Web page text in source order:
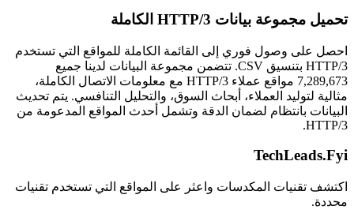
تحميل مجموعة بيانات HTTP/3 الكاملة
احصل على وصول فوري إلى القائمة الكاملة للمواقع التي تستخدم
HTTP/3 بتنسيق CSV. تتضمن مجموعة البيانات لدينا جميع
7,289,673 مواقع عملاء HTTP/3 مع معلومات الاتصال الكاملة،
مثالية لتوليد العملاء، أبحاث السوق، والتحليل التنافسي. يتم تحديث
البيانات بانتظام لضمان الدقة وتشمل أحدث المواقع المدعومة من
HTTP/3.
TechLeads.Fyi
اكتشف تقنيات المكدسات واعثر على المواقع التي تستخدم تقنيات
محددة.